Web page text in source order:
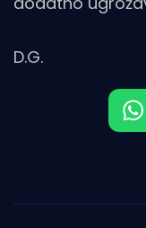
D.G.